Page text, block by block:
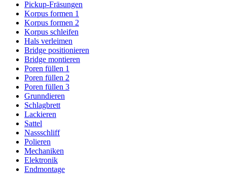
Pickup-Fräsungen
Korpus formen 1
Korpus formen 2
Korpus schleifen
Hals verleimen
Bridge positionieren
Bridge montieren
Poren füllen 1
Poren füllen 2
Poren füllen 3
Grunndieren
Schlagbrett
Lackieren
Sattel
Nassschliff
Polieren
Mechaniken
Elektronik
Endmontage